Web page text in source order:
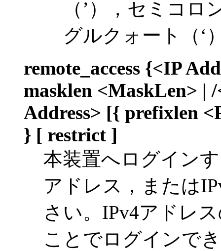
（’），セミコ
グルクォート（‘
remote_access {<IP
masklen <MaskLen> |
Address> [{ prefixlen
} [ restrict ]
本装置へログイン
アドレス，または
さい。IPv4アドレ
ことでログインで